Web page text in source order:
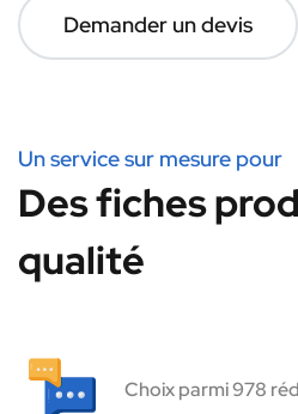
Demander un devis
Un service sur mesure pour
Des fiches
qualité
Choix parmi 978